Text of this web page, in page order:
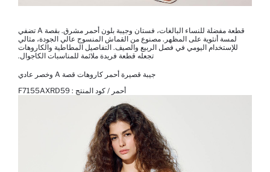
قطعة مفضلة للنساء البالغات، فستان وجيبة بلون أحمر مشرق. بقصة A تضفي
لمسة أنثوية على المظهر. مصنوع من القماش المنسوج عالي الجودة، مثالي
للإستخدام اليومي في فصل الربيع والصيف. التفاصيل المطاطية والكاروهات
تجعله قطعة فريدة ملائمة للمناسبات الكاجوال.
جيبة قصيرة أحمر كاروهات قصة A وخصر عادي
أحمر / كود المنتج : F7155AXRD59